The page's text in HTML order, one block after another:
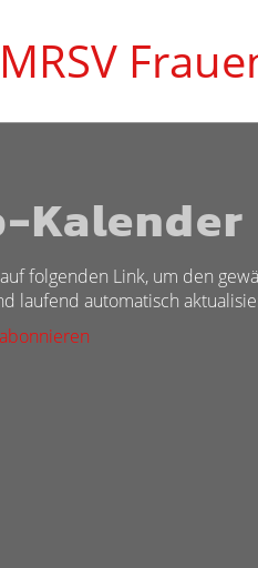
MRSV
folgenden Link, um den
laufend automatisch